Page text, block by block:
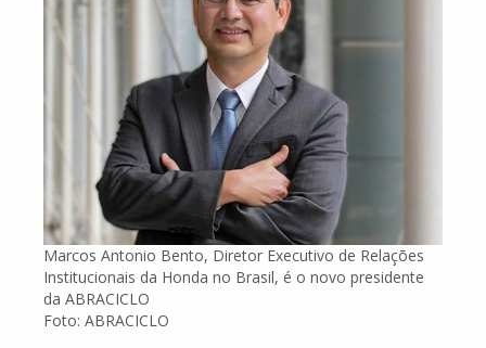
Marcos Antonio Bento, Diretor Executivo de Relações
Institucionais da Honda no Brasil, é o novo presidente
da ABRACICLO
Foto: ABRACICLO